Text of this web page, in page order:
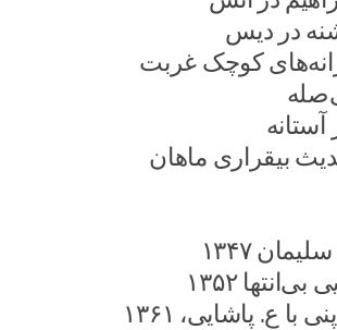
۱۳۴۷
۱۳۵۲
با ع. پاشایی، ۱۳۶۱